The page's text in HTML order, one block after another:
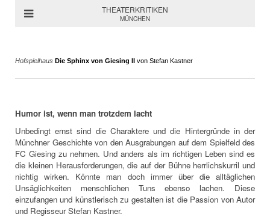
THEATERKRITIKEN
MÜNCHEN
Hofspielhaus Die Sphinx von Giesing II von Stefan Kastner
Humor ist, wenn man trotzdem lacht
Unbedingt ernst sind die Charaktere und die Hintergründe in der
Münchner Geschichte von den Ausgrabungen auf dem Spielfeld des
FC Giesing zu nehmen. Und anders als im richtigen Leben sind es
die kleinen Herausforderungen, die auf der Bühne herrlichskurril und
nichtig wirken. Könnte man doch immer über die alltäglichen
Unsäglichkeiten menschlichen Tuns ebenso lachen. Diese
einzufangen und künstlerisch zu gestalten ist die Passion von Autor
und Regisseur Stefan Kastner.